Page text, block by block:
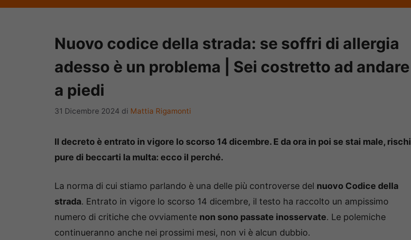
Nuovo codice della strada: se soffri di allergia
adesso è un problema | Sei costretto ad andare
a piedi
31 Dicembre 2024 di Mattia Rigamonti
Il decreto è entrato in vigore lo scorso 14 dicembre. E da ora in poi se stai male, rischi
pure di beccarti la multa: ecco il perché.
La norma di cui stiamo parlando è una delle più controverse del nuovo Codice della
strada. Entrato in vigore lo scorso 14 dicembre, il testo ha raccolto un ampissimo
numero di critiche che ovviamente non sono passate inosservate. Le polemiche
continueranno anche nei prossimi mesi, non vi è alcun dubbio.